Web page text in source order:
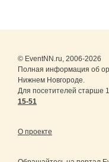
© EventNN.ru, 2006-2026
Полная информация об
Нижнем Новгороде.
Для посетителей старше
15-51
О проекте